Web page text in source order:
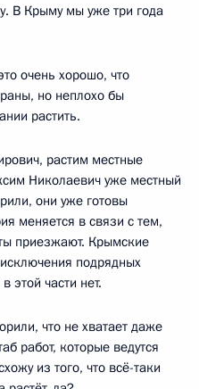
В Крыму мы уже три года
очень хорошо, что
но неплохо бы
растить.
растим местные
Николаевич уже местный
они уже готовы
меняется в связи с тем,
приезжают. Крымские
подрядных
этой части нет.
что не хватает даже
работ, которые ведутся
из того, что всё-таки